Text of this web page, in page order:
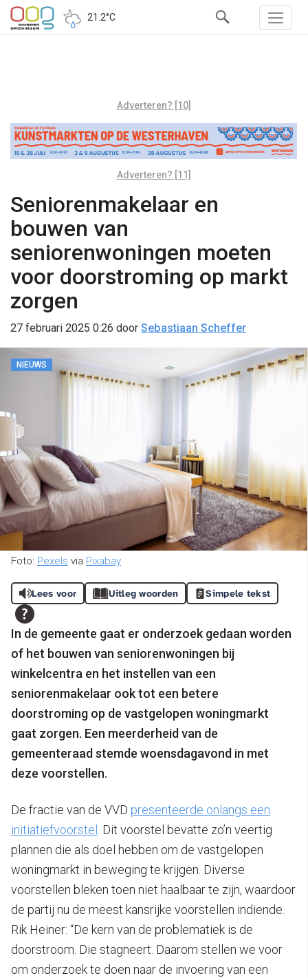
21.2°C
Adverteren? [10]
Adverteren? [11]
Seniorenmakelaar en
bouwen van
seniorenwoningen moeten
voor doorstroming op markt
zorgen
27 februari 2025 0:26 door Sebastiaan Scheffer
NIEUWS
Foto: Pexels via Pixabay
Lees voor Uitleg woorden Simpele tekst
In de gemeente gaat er onderzoek gedaan worden
of het bouwen van seniorenwoningen bij
winkelcentra en het instellen van een
seniorenmakelaar ook tot een betere
doorstroming op de vastgelopen woningmarkt
gaat zorgen. Een meerderheid van de
gemeenteraad stemde woensdagavond in met
deze voorstellen.
De fractie van de VVD presenteerde onlangs een
initiatiefvoorstel . Dit voorstel bevatte zo’n veertig
plannen die als doel hebben om de vastgelopen
woningmarkt in beweging te krijgen. Diverse
voorstellen bleken toen niet haalbaar te zijn, waardoor
de partij nu de meest kansrijke voorstellen indiende.
Rik Heiner: “De kern van de problematiek is de
doorstroom. Die stagneert. Daarom stellen we voor
om onderzoek te doen naar de invoering van een